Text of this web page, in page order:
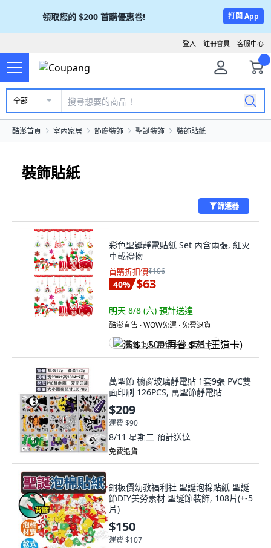
領取您的 $200 首購優惠卷! 打開 App
客服中心
註冊會員
登入
全部
酷澎首頁 室內家居 節慶裝飾 聖誕裝飾 裝飾貼紙
裝飾貼紙
篩選器
彩色聖誕靜電貼紙 Set 內含兩張, 紅火
車載禮物
首購折扣價$106
40% $63
明天 8/8 (六) 預計送達
酷澎直售 ∙ WOW免運 ∙ 免費退貨
满 $1,500 再省 $75 (王道卡)
萬聖節 櫥窗玻璃靜電貼 1套9張 PVC雙
面印刷 126PCS, 萬聖節靜電貼
$209
運費 $90
8/11 星期二 預計送達
免費退貨
銅板價幼教福利社 聖誕泡棉貼紙 聖誕
節DIY美勞素材 聖誕節裝飾, 108片(+-5
片)
$150
運費 $107